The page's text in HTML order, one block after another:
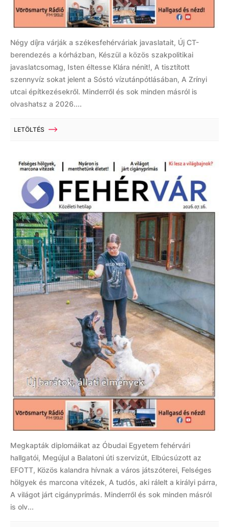
Négy díjra várják a székesfehérváriak javaslatait, Új CT-
berendezés a kórházban, Készül a közös szakpolitikai
javaslatcsomag, Isten éltesse Klára nénit!, A tisztított
szennyvíz sokat jelent a Sóstó vízutánpótlásában, A Zrínyi
utcai építkezésekről. Minderről és sok minden másról is
olvashatsz a 2026....
LETÖLTÉS
Megkapták diplomáikat az Óbudai Egyetem fehérvári
hallgatói, Megújul a Balatoni úti szervizút, Elbúcsúzott az
EFOTT, Közös kalandra hívnak a város játszóterei, Felséges
hölgyek és marcona vitézek, A tudós, aki rálelt a királyi párra,
A világot járt cigányprímás. Minderről és sok minden másról
is olv...